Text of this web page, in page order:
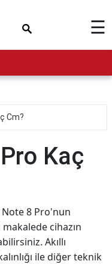
☰
Cm?
Kaç
Note 8 Pro'nun
cihazın
Akıllı
ile diğer teknik